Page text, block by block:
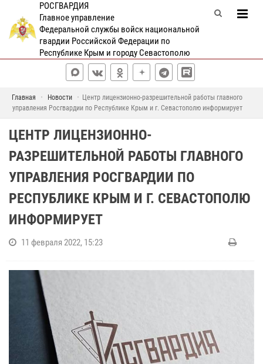
РОСГВАРДИЯ
Главное управление
Федеральной службы войск национальной
гвардии Российской Федерации по
Республике Крым и городу Севастополю
Главная Новости
Центр лицензионно-разрешительной работы главного
управления Росгвардии по Республике Крым и г. Севастополю информирует
ЦЕНТР ЛИЦЕНЗИОННО-
РАЗРЕШИТЕЛЬНОЙ РАБОТЫ ГЛАВНОГО
УПРАВЛЕНИЯ РОСГВАРДИИ ПО
РЕСПУБЛИКЕ КРЫМ И Г. СЕВАСТОПОЛЮ
ИНФОРМИРУЕТ
11 февраля 2022, 15:23